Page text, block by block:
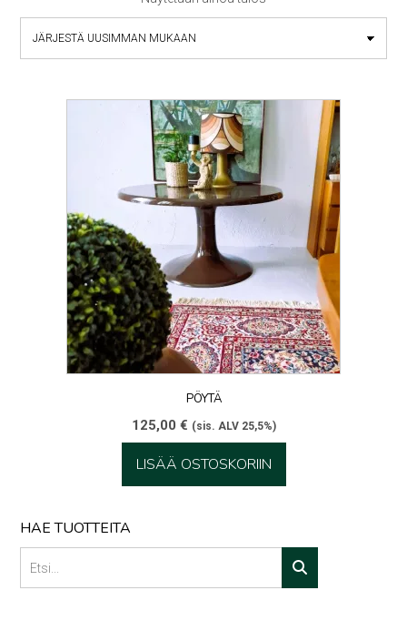
PÖYTÄ
125,00 € (sis. ALV 25,5%)
LISÄÄ OSTOSKORIIN
HAE TUOTTEITA